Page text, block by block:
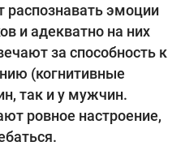
распознавать эмоции
и адекватно на них
за способность к
(когнитивные
так и у мужчин.
ровное настроение,